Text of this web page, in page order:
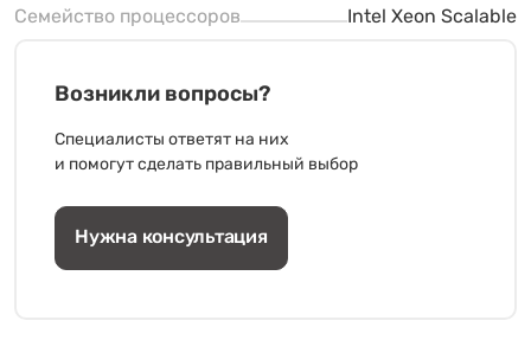
Семейство процессоров
Intel Xeon Scalable
Возникли вопросы?
Специалисты ответят на них
и помогут сделать правильный выбор
Нужна консультация